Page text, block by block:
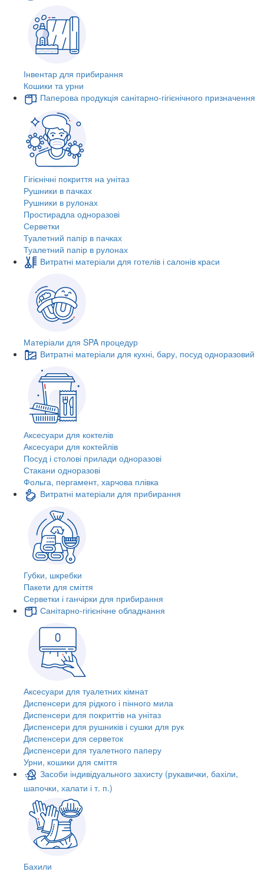
Інвентар для прибирання
Кошики та урни
Паперова продукція санітарно-гігієнічного призначення
Гігієнічні покриття на унітаз
Рушники в пачках
Рушники в рулонах
Простирадла одноразові
Серветки
Туалетний папір в пачках
Туалетний папір в рулонах
Витратні матеріали для готелів і салонів краси
Матеріали для SPA процедур
Витратні матеріали для кухні, бару, посуд одноразовий
Аксесуари для коктелів
Аксесуари для коктейлів
Посуд і столові прилади одноразові
Стакани одноразові
Фольга, пергамент, харчова плівка
Витратні матеріали для прибирання
Губки, шкребки
Пакети для сміття
Серветки і ганчірки для прибирання
Санітарно-гігієнічне обладнання
Аксесуари для туалетних кімнат
Диспенсери для рідкого і пінного мила
Диспенсери для покриттів на унітаз
Диспенсери для рушників і сушки для рук
Диспенсери для серветок
Диспенсери для туалетного паперу
Урни, кошики для сміття
Засоби індивідуального захисту (рукавички, бахіли,
шапочки, халати і т. п.)
Бахили